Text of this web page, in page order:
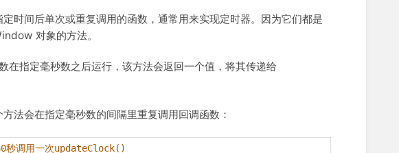
时间后单次或重复调用的函数，通常用来实现定时器。因为它们都是
对象的方法。
在指定毫秒数之后运行，该方法会返回一个值，将其传递给
法会在指定毫秒数的间隔里重复调用回调函数：
秒调用一次updateClock()